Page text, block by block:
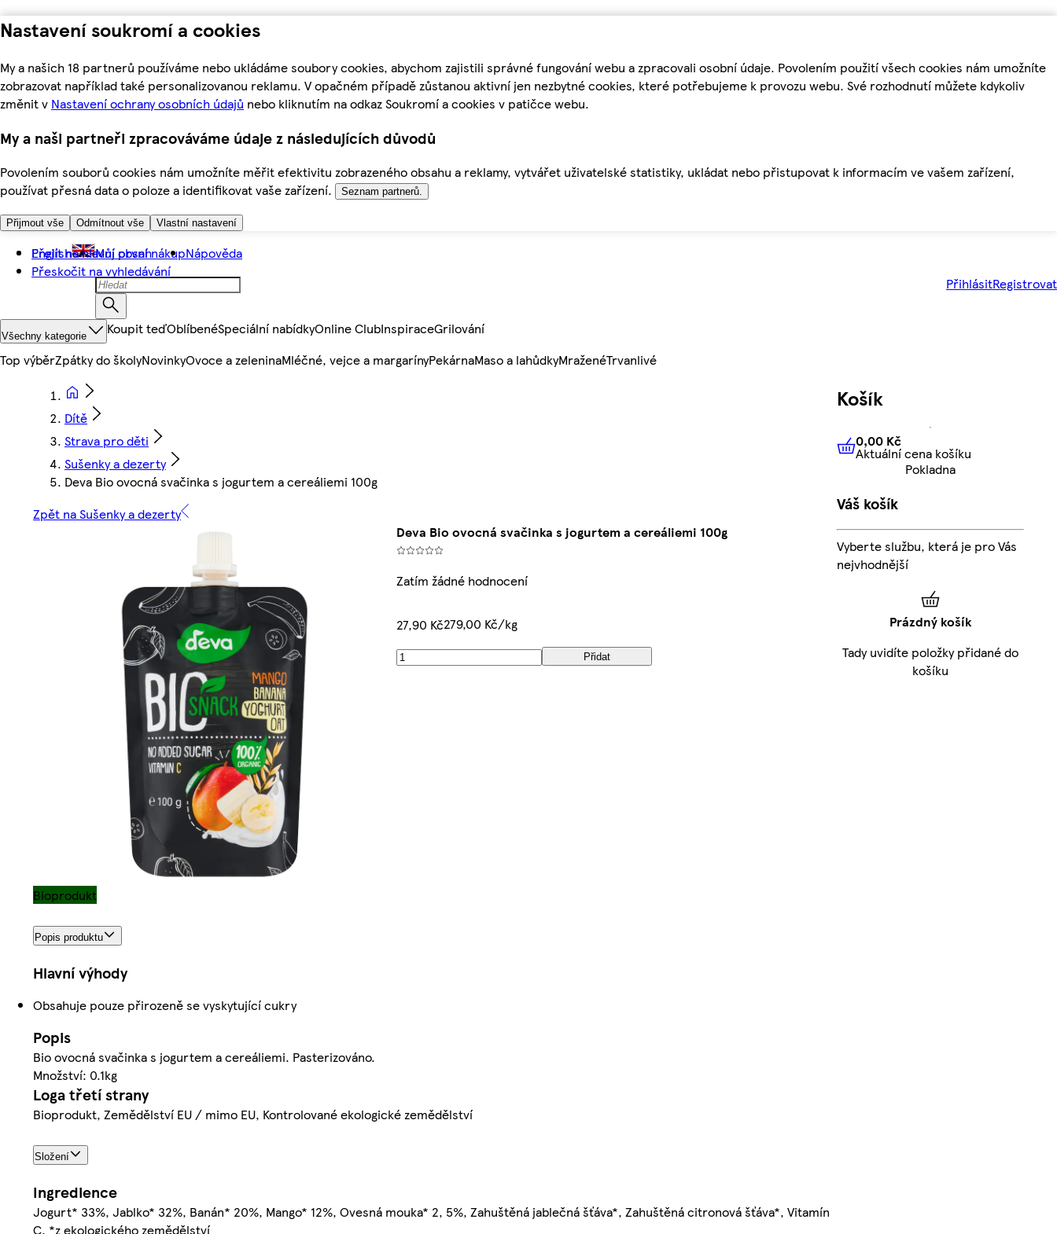
Nastavení soukromí a cookies
My a našich 18 partnerů používáme nebo ukládáme soubory cookies, abychom zajistili správné fungování webu a zpracovali osobní údaje. Povolením použití všech cookies nám umožníte
zobrazovat například také personalizovanou reklamu. V opačném případě zůstanou aktivní jen nezbytné cookies, které potřebujeme k provozu webu. Své rozhodnutí můžete kdykoliv
změnit v Nastavení ochrany osobních údajů nebo kliknutím na odkaz Soukromí a cookies v patičce webu.
My a naši partneři zpracováváme údaje z následujících důvodů
Povolením souborů cookies nám umožníte měřit efektivitu zobrazeného obsahu a reklamy, vytvářet uživatelské statistiky, ukládat nebo přistupovat k informacím ve vašem zařízení,
používat přesná data o poloze a identifikovat vaše zařízení.
Seznam partnerů.
Přijmout vše Odmítnout vše Vlastní nastavení
Přejít na hlavní obsah
Přeskočit na vyhledávání
English Můj první nákupNápověda
PřihlásitRegistrovat
Všechny kategorie Koupit teďOblíbenéSpeciální nabídkyOnline ClubInspiraceGrilování
Top výběrZpátky do školyNovinkyOvoce a zeleninaMléčné, vejce a margarínyPekárnaMaso a lahůdkyMraženéTrvanlivé
Dítě
Strava pro děti
Sušenky a dezerty
Deva Bio ovocná svačinka s jogurtem a cereáliemi 100g
Zpět na Sušenky a dezerty
Deva Bio ovocná svačinka s jogurtem a cereáliemi 100g
Zatím žádné hodnocení
27,90 Kč279,00 Kč/kg
Přidat
Bioprodukt
Popis produktu
Hlavní výhody
Obsahuje pouze přirozeně se vyskytující cukry
Popis
Bio ovocná svačinka s jogurtem a cereáliemi. Pasterizováno.
Množství: 0.1kg
Loga třetí strany
Bioprodukt, Zemědělství EU / mimo EU, Kontrolované ekologické zemědělství
Složení
Ingredience
Jogurt* 33%, Jablko* 32%, Banán* 20%, Mango* 12%, Ovesná mouka* 2, 5%, Zahuštěná jablečná šťáva*, Zahuštěná citronová šťáva*, Vitamín
C, *z ekologického zemědělství
Košík
0,00 KčAktuální cena košíku
0,00 Kč
Aktuální cena košíku
Pokladna
Váš košík
Vyberte službu, která je pro Vás
nejvhodnější
Prázdný košík
Tady uvidíte položky přidané do
košíku